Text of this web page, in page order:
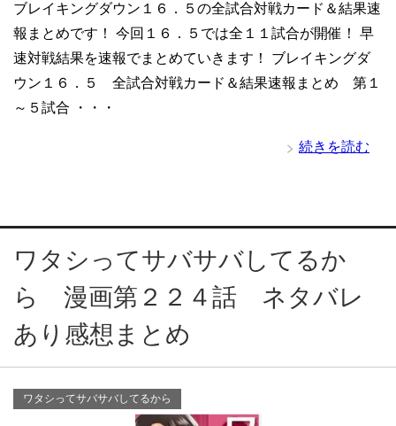
ブレイキングダウン１６．５の全試合対戦カード＆結果速
報まとめです！ 今回１６．５では全１１試合が開催！ 早
速対戦結果を速報でまとめていきます！ ブレイキングダ
ウン１６．５ 全試合対戦カード＆結果速報まとめ 第１
～５試合 ・・・
続きを読む
ワタシってサバサバしてるか
ら 漫画第２２４話 ネタバレ
あり感想まとめ
ワタシってサバサバしてるから